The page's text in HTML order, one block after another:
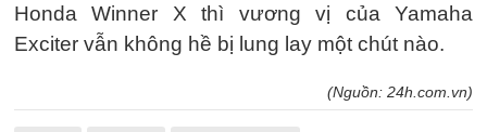
Honda Winner X thì vương vị của Yamaha
Exciter vẫn không hề bị lung lay một chút nào.
(Nguồn: 24h.com.vn)